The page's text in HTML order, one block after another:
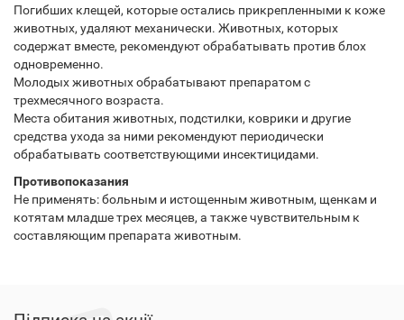
Погибших клещей, которые остались прикрепленными к коже
животных, удаляют механически. Животных, которых
содержат вместе, рекомендуют обрабатывать против блох
одновременно.
Молодых животных обрабатывают препаратом с
трехмесячного возраста.
Места обитания животных, подстилки, коврики и другие
средства ухода за ними рекомендуют периодически
обрабатывать соответствующими инсектицидами.
Противопоказания
Не применять: больным и истощенным животным, щенкам и
котятам младше трех месяцев, а также чувствительным к
составляющим препарата животным.